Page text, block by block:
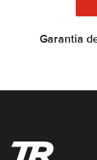
Garantia